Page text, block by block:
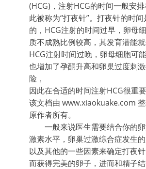
(HCG)，注射HCG的时间一般安
此被称为“打夜针”。打夜针的时
的，HCG注射的时间过早，卵母
质不成熟比例较高，其发育潜能就
HCG注射时间过晚，卵母细胞可
也增加了孕酮升高和卵巢过度刺
险，
因此在合适的时间注射HCG很重要
该文档由 www.xiaokuake.com
原作者所有。
一般来说医生需要结合你的卵
激素水平，卵巢过激综合症发生
以及其他的一些因素来确定打夜
而获得完美的卵子，进而和精子结